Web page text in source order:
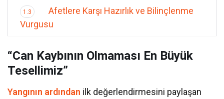
1.3
Afetlere Karşı Hazırlık ve Bilinçlenme
Vurgusu
“Can Kaybının Olmaması En Büyük
Tesellimiz”
Yangının ardından ilk değerlendirmesini paylaşan